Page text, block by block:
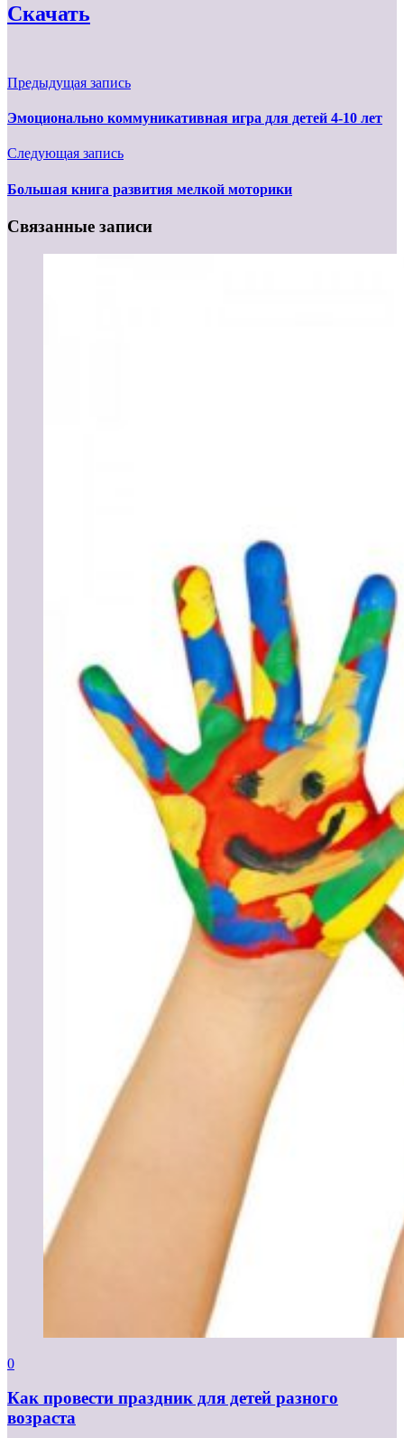
Скачать
Предыдущая запись
Эмоционально коммуникативная игра для детей 4-10 лет
Следующая запись
Большая книга развития мелкой моторики
Связанные записи
0
Как провести праздник для детей разного
возраста